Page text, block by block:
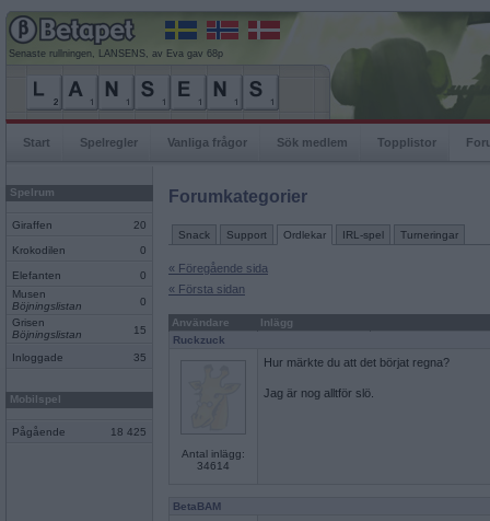
Senaste rullningen, LANSENS, av Eva gav 68p
Start Spelregler Vanliga frågor Sök medlem Topplistor
Spelrum
Giraffen 20
Krokodilen 0
Elefanten
0
Musen
Böjningslistan
0
Grisen
Böjningslistan
15
Inloggade 35
Mobilspel
Pågående 18 425
Forumkategorier
Snack Support Ordlekar IRL-spel Turneringar
« Föregående sida
« Första sidan
Användare
Inlägg
Ruckzuck
Antal inlägg:
34614
Hur märkte du att det börjat regna?
Jag är nog alltför slö.
BetaBAM